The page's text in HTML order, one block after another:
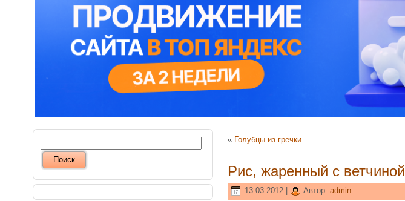
« Голубцы из гречки
Рис, жаренный с ветчиной
13.03.2012 | Автор: admin